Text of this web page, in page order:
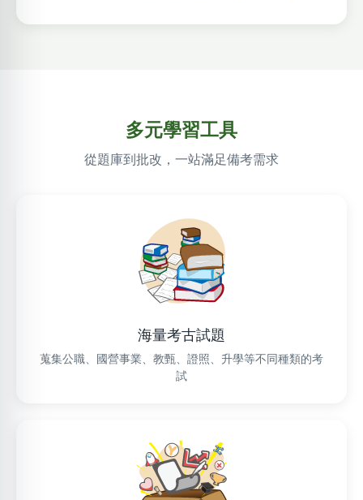
體品牌創辦人，Podcast「Little Sun
多元學習工具
從題庫到批改，一站滿足備考需求
海量考古試題
蒐集公職、國營事業、教甄、證照、升學等不同種類的考
試